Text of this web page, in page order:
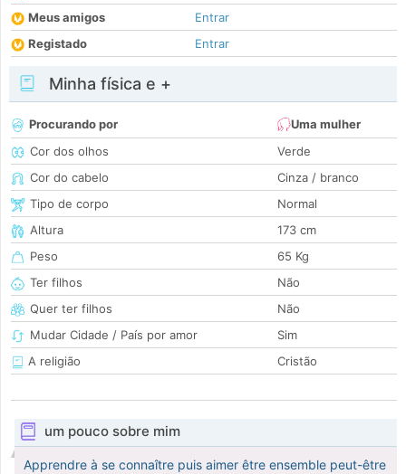
Meus amigos
Entrar
Registado
Entrar
Minha física e +
Procurando por
Uma mulher
Cor dos olhos
Verde
Cor do cabelo
Cinza / branco
Tipo de corpo
Normal
Altura
173 cm
Peso
65 Kg
Ter filhos
Não
Quer ter filhos
Não
Mudar Cidade / País por amor
Sim
A religião
Cristão
um pouco sobre mim
Apprendre à se connaître puis aimer être ensemble peut-être